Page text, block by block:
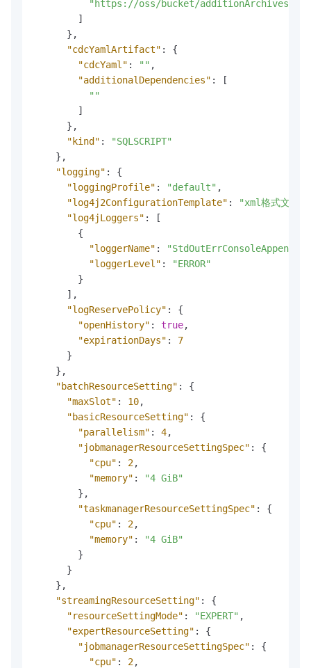
"https://oss/bucket/
]
} ,
"cdcYamlArtifact" :
{
"cdcYaml" : "" ,
"additionalDependencies" :
[
""
]
} ,
"kind" :
"SQLSCRIPT"
} ,
"logging" :
{
"loggingProfile" : "default" ,
"log4j2ConfigurationTemplate" : "xml格式文本"
"log4jLoggers" :
[
{
"loggerName" :
"StdOutErrConsoleAppender"
"loggerLevel" :
"ERROR"
}
] ,
"logReservePolicy" :
{
"openHistory" : true,
"expirationDays" :
7
}
} ,
"batchResourceSetting" :
{
"maxSlot" : 10,
"basicResourceSetting" :
{
"parallelism" : 4,
"jobmanagerResourceSettingSpec" :
{
"cpu" : 2,
"memory" :
"4 GiB"
} ,
"taskmanagerResourceSettingSpec" :
{
"cpu" : 2,
"memory" :
"4 GiB"
}
}
} ,
"streamingResourceSetting" :
{
"resourceSettingMode" : "EXPERT" ,
"expertResourceSetting" :
{
"jobmanagerResourceSettingSpec" :
{
"cpu" : 2,